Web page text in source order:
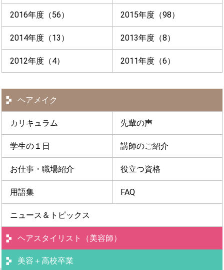
2016年度（56） 2015年度（98）
2014年度（13） 2013年度（8）
2012年度（4） 2011年度（6）
ヘアメイク
カリキュラム 先輩の声
学生の１日 講師のご紹介
お仕事・職場紹介 役立つ資格
用語集 FAQ
ニュース＆トピックス
ヘアスタイリスト（美容師）
美容＋高校卒業